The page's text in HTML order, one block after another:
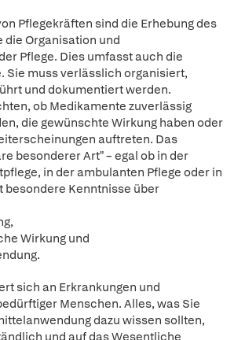
Pflegekräften sind die Erhebung des
die Organisation und
Pflege. Dies umfasst auch die
Sie muss verlässlich organisiert,
und dokumentiert werden.
ob Medikamente zuverlässig
die gewünschte Wirkung haben oder
auftreten. Das
besonderer Art" – egal ob in der
in der ambulanten Pflege oder in
besondere Kenntnisse über
Wirkung und
sich an Erkrankungen und
Menschen. Alles, was Sie
dazu wissen sollten,
und auf das Wesentliche